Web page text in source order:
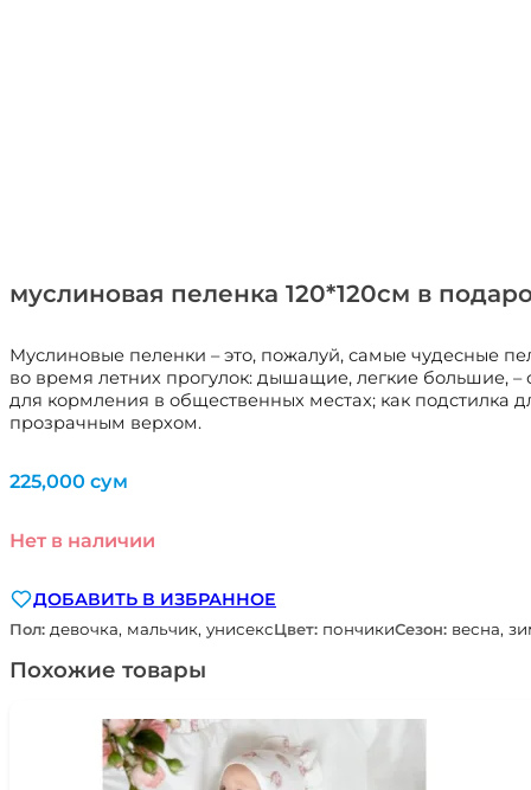
муслиновая пеленка 120*120см в
Муслиновые пеленки – это, пожалуй, самые чудесные
во время летних прогулок: дышащие, легкие большие,
для кормления в общественных местах; как подстилка
прозрачным верхом.
225,000 сум
Нет в наличии
ДОБАВИТЬ В ИЗБРАННОЕ
Пол: девочка, мальчик, унисексЦвет: пончикиСезон: весна,
Похожие товары